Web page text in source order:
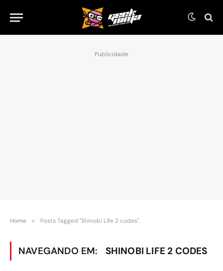
Publicidade
Home » Posts Tagged "Shinobi Life 2 codes"
NAVEGANDO EM: SHINOBI LIFE 2 CODES